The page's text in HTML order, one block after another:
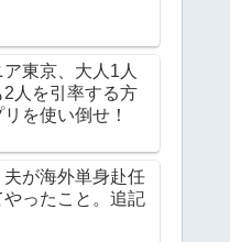
東京、大人1人
2人を引率する方
を使い倒せ！
夫が海外単身赴任
やったこと。追記